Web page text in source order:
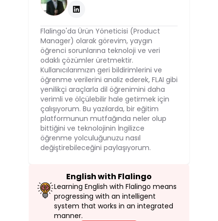
Flalingo'da Ürün Yöneticisi (Product
Manager) olarak görevim, yaygın
öğrenci sorunlarına teknoloji ve veri
odaklı çözümler üretmektir.
Kullanıcılarımızın geri bildirimlerini ve
öğrenme verilerini analiz ederek, FLAI gibi
yenilikçi araçlarla dil öğrenimini daha
verimli ve ölçülebilir hale getirmek için
çalışıyorum. Bu yazılarda, bir eğitim
platformunun mutfağında neler olup
bittiğini ve teknolojinin İngilizce
öğrenme yolculuğunuzu nasıl
değiştirebileceğini paylaşıyorum.
English with Flalingo
Learning English with Flalingo means
progressing with an intelligent
system that works in an integrated
manner.